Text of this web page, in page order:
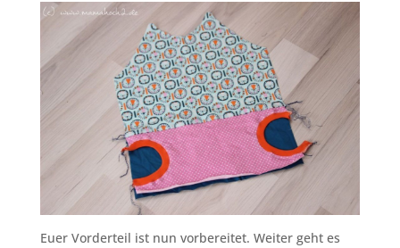
Euer Vorderteil ist nun vorbereitet. Weiter geht es